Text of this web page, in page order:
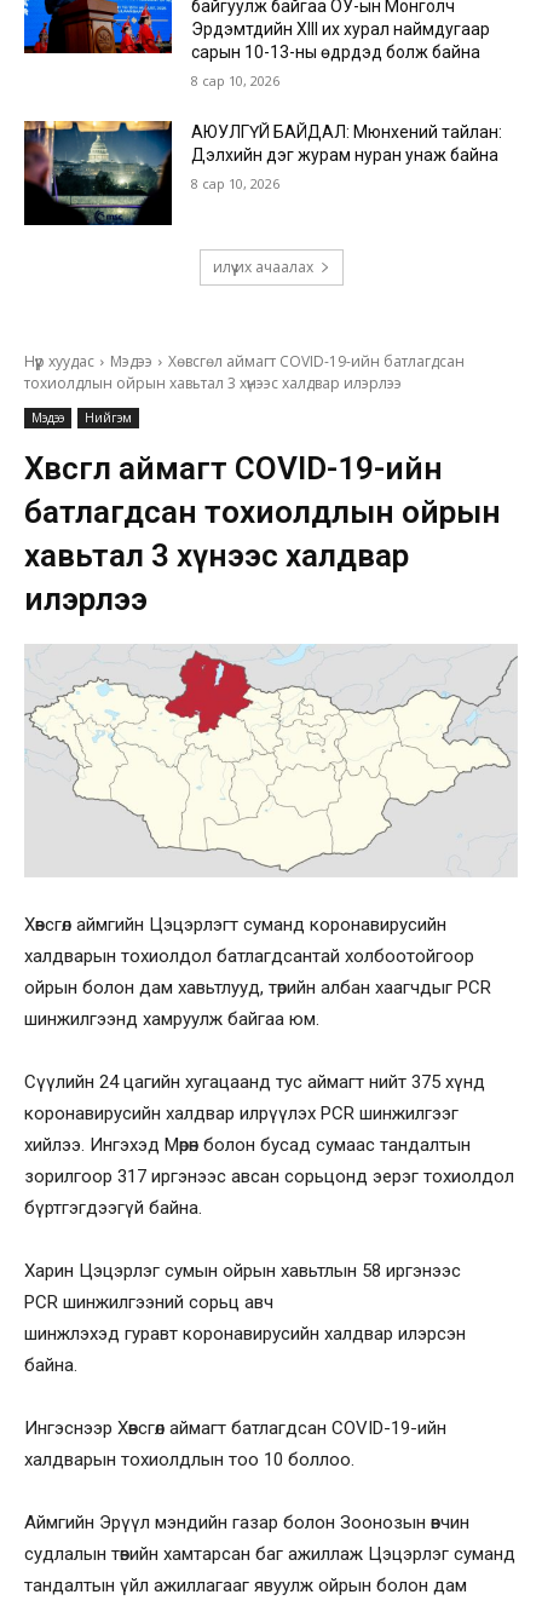
байгуулж байгаа ОУ-ын Монголч
Эрдэмтдийн XIII их хурал наймдугаар
сарын 10-13-ны өдрүүдэд болж байна
8 сар 10, 2026
АЮУЛГҮЙ БАЙДАЛ: Мюнхений тайлан:
Дэлхийн дэг журам нуран унаж байна
8 сар 10, 2026
илүү их ачаалах